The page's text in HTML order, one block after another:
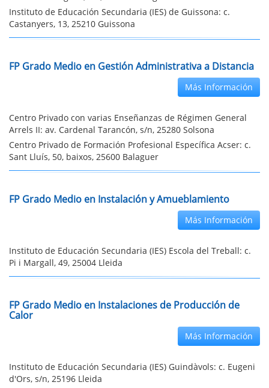
Instituto de Educación Secundaria (IES) de Guissona: c.
Castanyers, 13, 25210 Guissona
FP Grado Medio en Gestión Administrativa a Distancia
Más Información
Centro Privado con varias Enseñanzas de Régimen General
Arrels II: av. Cardenal Tarancón, s/n, 25280 Solsona
Centro Privado de Formación Profesional Específica Acser: c.
Sant Lluís, 50, baixos, 25600 Balaguer
FP Grado Medio en Instalación y Amueblamiento
Más Información
Instituto de Educación Secundaria (IES) Escola del Treball: c.
Pi i Margall, 49, 25004 Lleida
FP Grado Medio en Instalaciones de Producción de
Calor
Más Información
Instituto de Educación Secundaria (IES) Guindàvols: c. Eugeni
d'Ors, s/n, 25196 Lleida